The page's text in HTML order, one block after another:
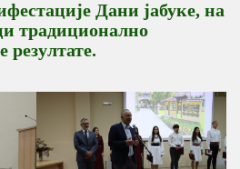
Дани јабуке, на
традиционално
резултате.